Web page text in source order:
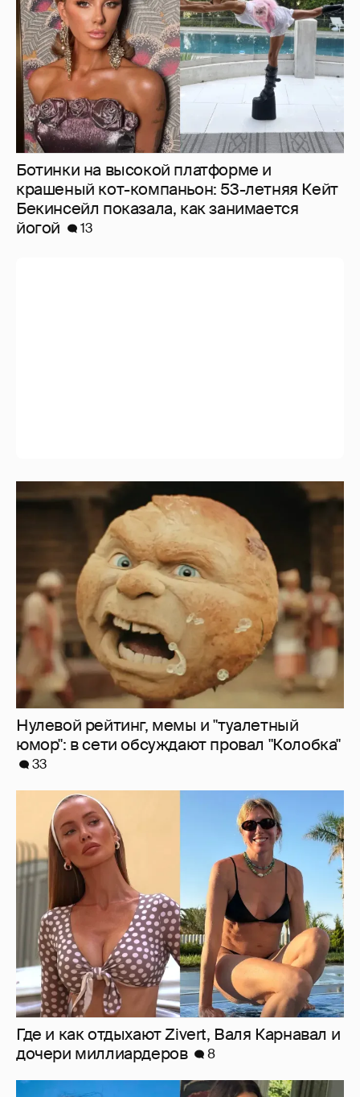
Ботинки на высокой платформе и
крашеный кот-компаньон: 53-летняя Кейт
Бекинсейл показала, как занимается
йогой
13
Нулевой рейтинг, мемы и "туалетный
юмор": в сети обсуждают провал "Колобка"
Где и как отдыхают Zivert, Валя Карнавал и
дочери миллиардеров